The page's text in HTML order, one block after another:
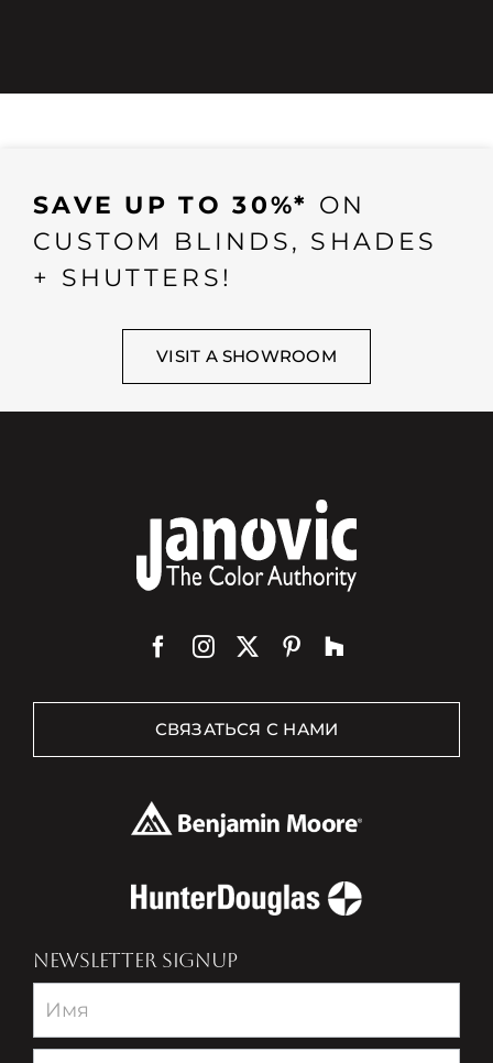
SAVE UP TO 30%* ON
CUSTOM BLINDS, SHADES
+ SHUTTERS!
VISIT A SHOWROOM
СВЯЗАТЬСЯ С НАМИ
NEWSLETTER SIGNUP
Newsletter